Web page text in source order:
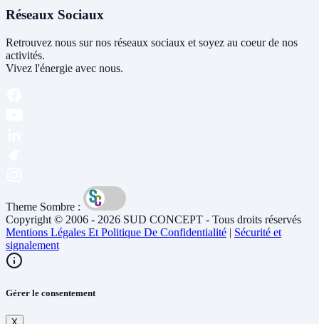
Réseaux Sociaux
Retrouvez nous sur nos réseaux sociaux et soyez au coeur de nos
activités.
Vivez l'énergie avec nous.
Theme Sombre :
Copyright © 2006 - 2026 SUD CONCEPT - Tous droits réservés
Mentions Légales Et Politique De Confidentialité | Sécurité et
signalement
Gérer le consentement